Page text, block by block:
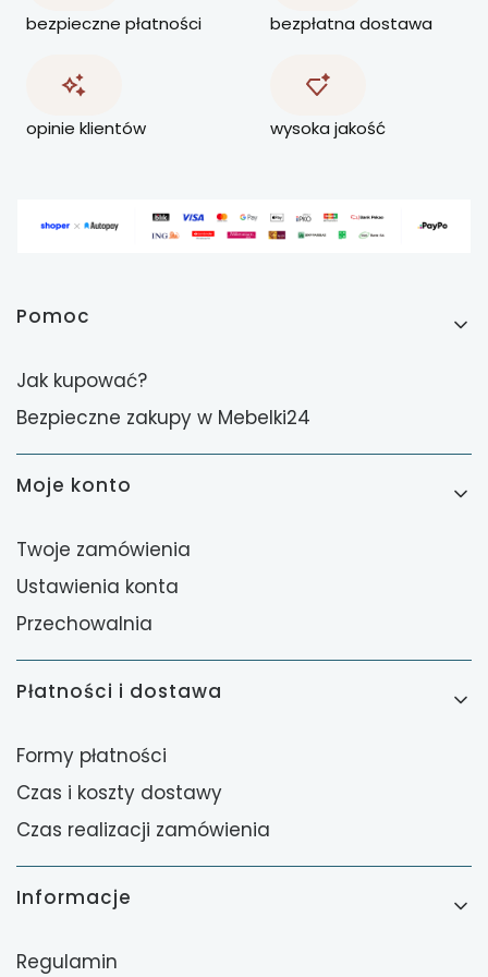
bezpieczne płatności bezpłatna dostawa
opinie klientów wysoka jakość
Linki w stopce
Pomoc
Jak kupować?
Bezpieczne zakupy w Mebelki24
Moje konto
Twoje zamówienia
Ustawienia konta
Przechowalnia
Płatności i dostawa
Formy płatności
Czas i koszty dostawy
Czas realizacji zamówienia
Informacje
Regulamin